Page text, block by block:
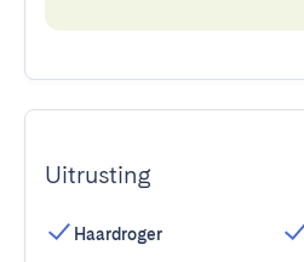
Uitrusting
Haardroger